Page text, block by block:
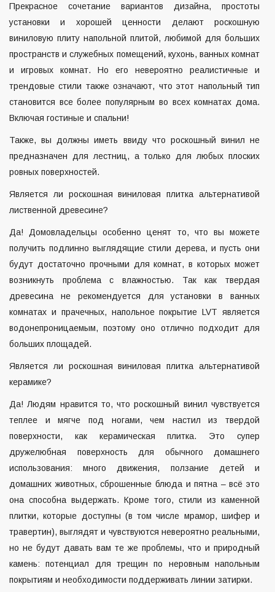
Прекрасное сочетание вариантов дизайна, простоты
установки и хорошей ценности делают роскошную
виниловую плиту напольной плитой, любимой для больших
пространств и служебных помещений, кухонь, ванных комнат
и игровых комнат. Но его невероятно реалистичные и
трендовые стили также означают, что этот напольный тип
становится все более популярным во всех комнатах дома.
Включая гостиные и спальни!
Также, вы должны иметь ввиду что роскошный винил не
предназначен для лестниц, а только для любых плоских
ровных поверхностей.
Является ли роскошная виниловая плитка альтернативой
лиственной древесине?
Да! Домовладельцы особенно ценят то, что вы можете
получить подлинно выглядящие стили дерева, и пусть они
будут достаточно прочными для комнат, в которых может
возникнуть проблема с влажностью. Так как твердая
древесина не рекомендуется для установки в ванных
комнатах и ​​прачечных, напольное покрытие LVT является
водонепроницаемым, поэтому оно отлично подходит для
больших площадей.
Является ли роскошная виниловая плитка альтернативой
керамике?
Да! Людям нравится то, что роскошный винил чувствуется
теплее и мягче под ногами, чем настил из твердой
поверхности, как керамическая плитка. Это супер
дружелюбная поверхность для обычного домашнего
использования: много движения, ползание детей и
домашних животных, сброшенные блюда и пятна – всё это
она способна выдержать. Кроме того, стили из каменной
плитки, которые доступны (в том числе мрамор, шифер и
травертин), выглядят и чувствуются невероятно реальными,
но не будут давать вам те же проблемы, что и природный
камень: потенциал для трещин по неровным напольным
покрытиям и необходимости поддерживать линии затирки.